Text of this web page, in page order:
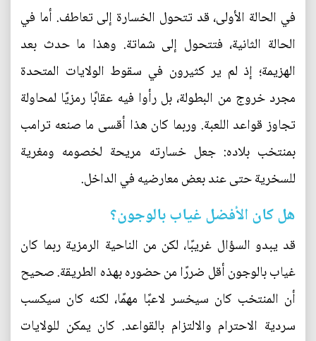
في الحالة الأولى، قد تتحول الخسارة إلى تعاطف. أما في
الحالة الثانية، فتتحول إلى شماتة. وهذا ما حدث بعد
الهزيمة؛ إذ لم ير كثيرون في سقوط الولايات المتحدة
مجرد خروج من البطولة، بل رأوا فيه عقابًا رمزيًا لمحاولة
تجاوز قواعد اللعبة. وربما كان هذا أقسى ما صنعه ترامب
بمنتخب بلاده: جعل خسارته مريحة لخصومه ومغرية
للسخرية حتى عند بعض معارضيه في الداخل.
هل كان الأفضل غياب بالوجون؟
قد يبدو السؤال غريبًا، لكن من الناحية الرمزية ربما كان
غياب بالوجون أقل ضررًا من حضوره بهذه الطريقة. صحيح
أن المنتخب كان سيخسر لاعبًا مهمًا، لكنه كان سيكسب
سردية الاحترام والالتزام بالقواعد. كان يمكن للولايات